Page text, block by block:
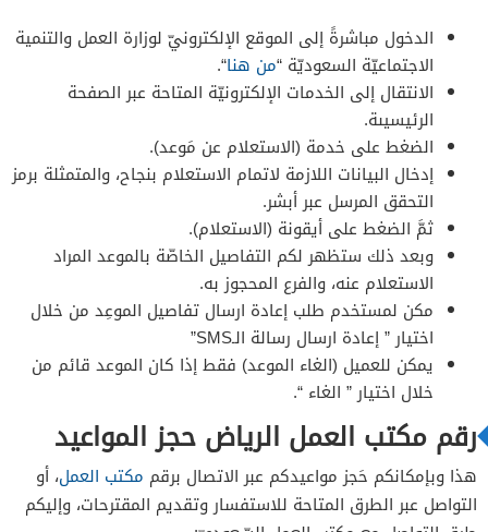
الدخول مباشرةً إلى الموقع الإلكترونيّ لوزارة العمل والتنمية
الاجتماعيّة السعوديّة “من هنا“.
الانتقال إلى الخدمات الإلكترونيّة المتاحة عبر الصفحة
الرئيسيىة.
الضغط على خدمة (الاستعلام عن مَوعد).
إدخال البيانات اللازمة لاتمام الاستعلام بنجاح، والمتمثلة برمز
التحقق المرسل عبر أبشر.
ثمَّ الضغط على أيقونة (الاستعلام).
وبعد ذلك ستظهر لكم التفاصيل الخاصّة بالموعد المراد
الاستعلام عنه، والفرع المحجوز به.
مكن لمستخدم طلب إعادة ارسال تفاصيل الموعِد من خلال
اختيار ” إعادة ارسال رسالة الـSMS”
يمكن للعميل (الغاء الموعد) فقط إذا كان الموعد قائم من
خلال اختيار ” الغاء “.
رقم مكتب العمل الرياض حجز المواعيد
هذا وبإمكانكم حَجز مواعيدكم عبر الاتصال برقم مكتب العمل، أو
التواصل عبر الطرق المتاحة للاستفسار وتقديم المقترحات، وإليكم